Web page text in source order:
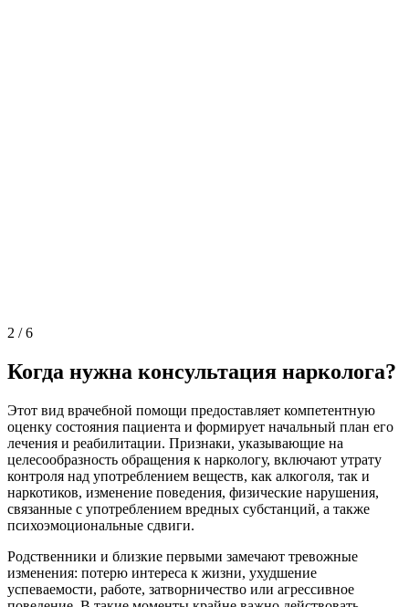
2 /6
Когда нужна консультация нарколога?
Этот вид врачебной помощи предоставляет компетентную
оценку состояния пациента и формирует начальный план его
лечения и реабилитации. Признаки, указывающие на
целесообразность обращения к наркологу, включают утрату
контроля над употреблением веществ, как алкоголя, так и
наркотиков, изменение поведения, физические нарушения,
связанные с употреблением вредных субстанций, а также
психоэмоциональные сдвиги.
Родственники и близкие первыми замечают тревожные
изменения: потерю интереса к жизни, ухудшение
успеваемости, работе, затворничество или агрессивное